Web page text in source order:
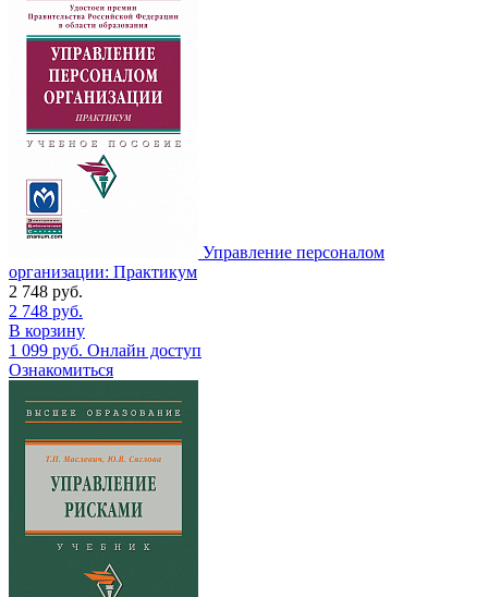
Управление персоналом
организации: Практикум
2 748 руб.
2 748 руб.
В корзину
1 099 руб. Онлайн доступ
Ознакомиться